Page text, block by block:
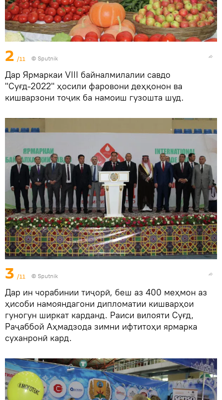
2 /11 © Sputnik
Дар Ярмаркаи VIII байналмилалии савдо
"Суғд-2022" ҳосили фаровони деҳқонон ва
кишварзони тоҷик ба намоиш гузошта шуд.
3 /11 © Sputnik
Дар ин чорабинии тиҷорӣ, беш аз 400 меҳмон аз
ҳисоби намояндагони дипломатии кишварҳои
гуногун ширкат карданд. Раиси вилояти Суғд,
Раҷаббой Аҳмадзода зимни ифтитоҳи ярмарка
суханронӣ кард.